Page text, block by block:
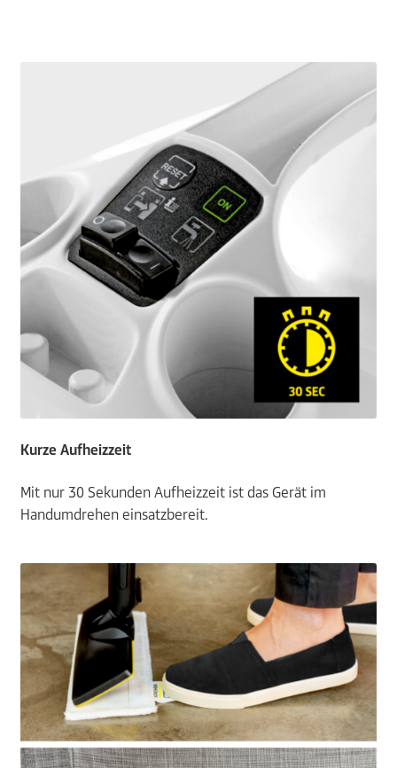
Kurze Aufheizzeit
Mit nur 30 Sekunden Aufheizzeit ist das Gerät im
Handumdrehen einsatzbereit.